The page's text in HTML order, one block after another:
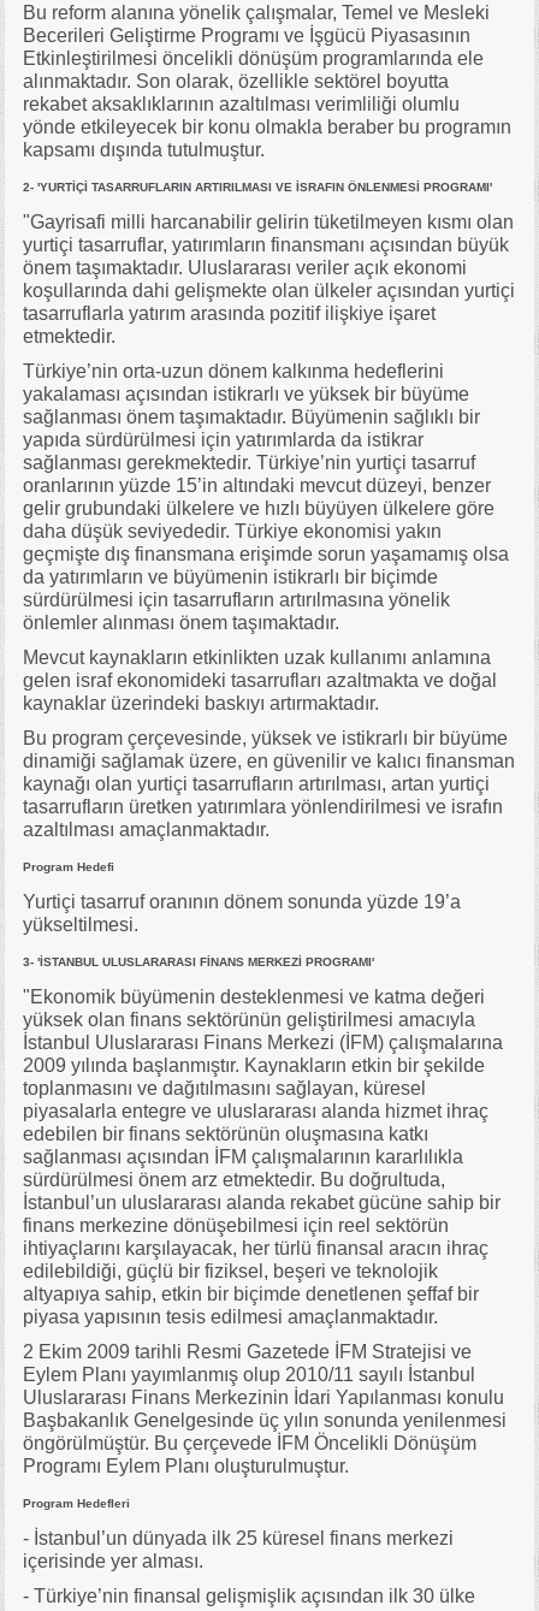
Bu reform alanına yönelik çalışmalar, Temel ve Mesleki
Becerileri Geliştirme Programı ve İşgücü Piyasasının
Etkinleştirilmesi öncelikli dönüşüm programlarında ele
alınmaktadır. Son olarak, özellikle sektörel boyutta
rekabet aksaklıklarının azaltılması verimliliği olumlu
yönde etkileyecek bir konu olmakla beraber bu programın
kapsamı dışında tutulmuştur.
2- 'YURTİÇİ TASARRUFLARIN ARTIRILMASI VE İSRAFIN ÖNLENMESİ PROGRAMI'
"Gayrisafi milli harcanabilir gelirin tüketilmeyen kısmı olan
yurtiçi tasarruflar, yatırımların finansmanı açısından büyük
önem taşımaktadır. Uluslararası veriler açık ekonomi
koşullarında dahi gelişmekte olan ülkeler açısından yurtiçi
tasarruflarla yatırım arasında pozitif ilişkiye işaret
etmektedir.
Türkiye’nin orta-uzun dönem kalkınma hedeflerini
yakalaması açısından istikrarlı ve yüksek bir büyüme
sağlanması önem taşımaktadır. Büyümenin sağlıklı bir
yapıda sürdürülmesi için yatırımlarda da istikrar
sağlanması gerekmektedir. Türkiye’nin yurtiçi tasarruf
oranlarının yüzde 15’in altındaki mevcut düzeyi, benzer
gelir grubundaki ülkelere ve hızlı büyüyen ülkelere göre
daha düşük seviyededir. Türkiye ekonomisi yakın
geçmişte dış finansmana erişimde sorun yaşamamış olsa
da yatırımların ve büyümenin istikrarlı bir biçimde
sürdürülmesi için tasarrufların artırılmasına yönelik
önlemler alınması önem taşımaktadır.
Mevcut kaynakların etkinlikten uzak kullanımı anlamına
gelen israf ekonomideki tasarrufları azaltmakta ve doğal
kaynaklar üzerindeki baskıyı artırmaktadır.
Bu program çerçevesinde, yüksek ve istikrarlı bir büyüme
dinamiği sağlamak üzere, en güvenilir ve kalıcı finansman
kaynağı olan yurtiçi tasarrufların artırılması, artan yurtiçi
tasarrufların üretken yatırımlara yönlendirilmesi ve israfın
azaltılması amaçlanmaktadır.
Program Hedefi
Yurtiçi tasarruf oranının dönem sonunda yüzde 19’a
yükseltilmesi.
3- 'İSTANBUL ULUSLARARASI FİNANS MERKEZİ PROGRAMI'
"Ekonomik büyümenin desteklenmesi ve katma değeri
yüksek olan finans sektörünün geliştirilmesi amacıyla
İstanbul Uluslararası Finans Merkezi (İFM) çalışmalarına
2009 yılında başlanmıştır. Kaynakların etkin bir şekilde
toplanmasını ve dağıtılmasını sağlayan, küresel
piyasalarla entegre ve uluslararası alanda hizmet ihraç
edebilen bir finans sektörünün oluşmasına katkı
sağlanması açısından İFM çalışmalarının kararlılıkla
sürdürülmesi önem arz etmektedir. Bu doğrultuda,
İstanbul’un uluslararası alanda rekabet gücüne sahip bir
finans merkezine dönüşebilmesi için reel sektörün
ihtiyaçlarını karşılayacak, her türlü finansal aracın ihraç
edilebildiği, güçlü bir fiziksel, beşeri ve teknolojik
altyapıya sahip, etkin bir biçimde denetlenen şeffaf bir
piyasa yapısının tesis edilmesi amaçlanmaktadır.
2 Ekim 2009 tarihli Resmi Gazetede İFM Stratejisi ve
Eylem Planı yayımlanmış olup 2010/11 sayılı İstanbul
Uluslararası Finans Merkezinin İdari Yapılanması konulu
Başbakanlık Genelgesinde üç yılın sonunda yenilenmesi
öngörülmüştür. Bu çerçevede İFM Öncelikli Dönüşüm
Programı Eylem Planı oluşturulmuştur.
Program Hedefleri
- İstanbul’un dünyada ilk 25 küresel finans merkezi
içerisinde yer alması.
- Türkiye’nin finansal gelişmişlik açısından ilk 30 ülke